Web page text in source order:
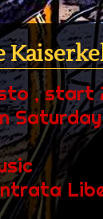
, start